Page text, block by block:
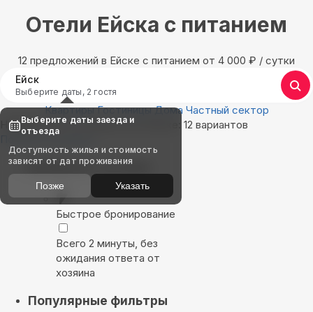
Отели Ейска с питанием
12 предложений в Ейске с питанием oт 4 000 ₽ / сутки
Ейск
Выберите даты, 2 гостя
Квартиры Гостиницы Дома Частный сектор
Найдём, где остановиться в Ейске: 12 вариантов
Показать на карте
Выбирайте лучшее
Быстрое бронирование
Всего 2 минуты, без
ожидания ответа от
хозяина
Популярные фильтры
Выберите даты заезда и
отъезда
Доступность жилья и стоимость
зависят от дат проживания
Позже Указать